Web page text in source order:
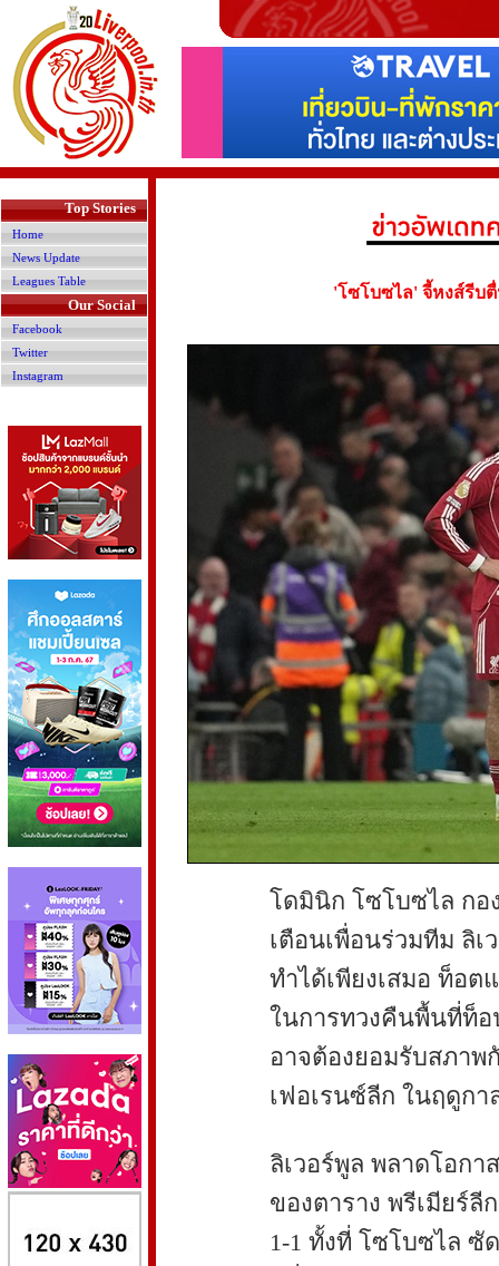
Top Stories
Home
News Update
Leagues Table
Our Social
Facebook
Twitter
Instagram
'โซโบซไล' จี้หงส์รีบ
โดมินิก โซโบซไล กอ
เตือนเพื่อนร่วมทีม ลิ
ทำได้เพียงเสมอ ท็อต
ในการทวงคืนพื้นที่ท็
อาจต้องยอมรับสภาพ
เฟอเรนซ์ลีก ในฤดูกา
ลิเวอร์พูล พลาดโอก
ของตาราง พรีเมียร์ลี
1-1 ทั้งที่ โซโบซไล